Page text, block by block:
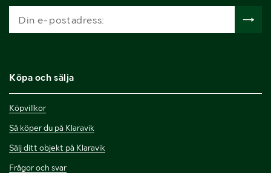
Köpa och sälja
Köpvillkor
Så köper du på Klaravik
Sälj ditt objekt på Klaravik
Frågor och svar